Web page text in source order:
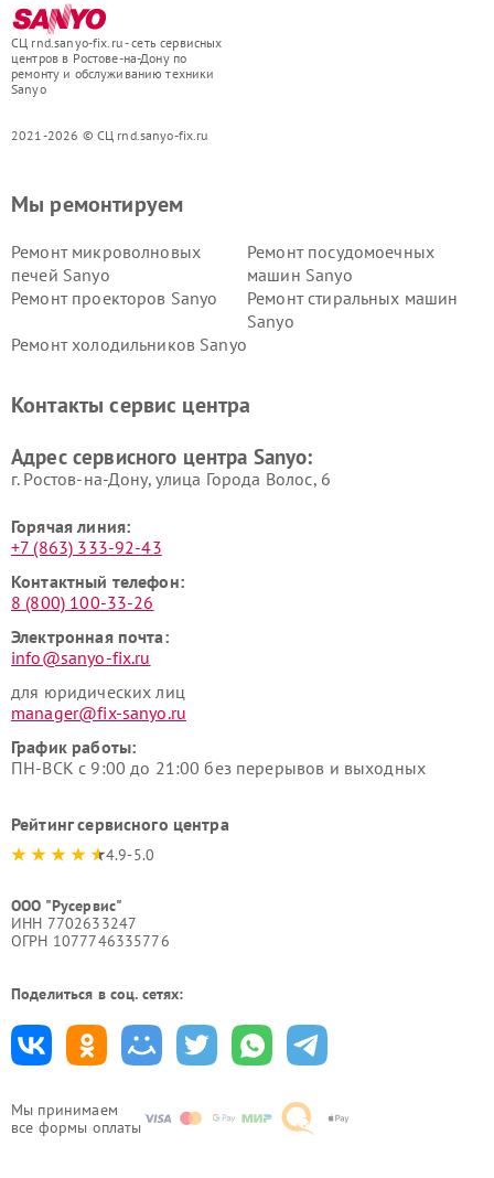
СЦ rnd.sanyo-fix.ru - сеть сервисных
центров в Ростове-на-Дону по
ремонту и обслуживанию техники
Sanyo
2021-2026 © СЦ rnd.sanyo-fix.ru
Мы принимаем
все формы оплаты
Мы ремонтируем
Ремонт микроволновых
печей Sanyo
Ремонт посудомоечных
машин Sanyo
Ремонт проекторов Sanyo
Ремонт стиральных машин
Sanyo
Ремонт холодильников Sanyo
Контакты сервис центра
Адрес сервисного центра Sanyo:
г. Ростов-на-Дону, улица Города Волос, 6
Горячая линия:
+7 (863) 333-92-43
Контактный телефон:
8 (800) 100-33-26
Электронная почта:
info@sanyo-fix.ru
для юридических лиц
manager@fix-sanyo.ru
График работы:
ПН-ВСК с 9:00 до 21:00 без перерывов и выходных
Рейтинг сервисного центра
4.9-5.0
ООО "Русервис"
ИНН 7702633247
ОГРН 1077746335776
Поделиться в соц. сетях: